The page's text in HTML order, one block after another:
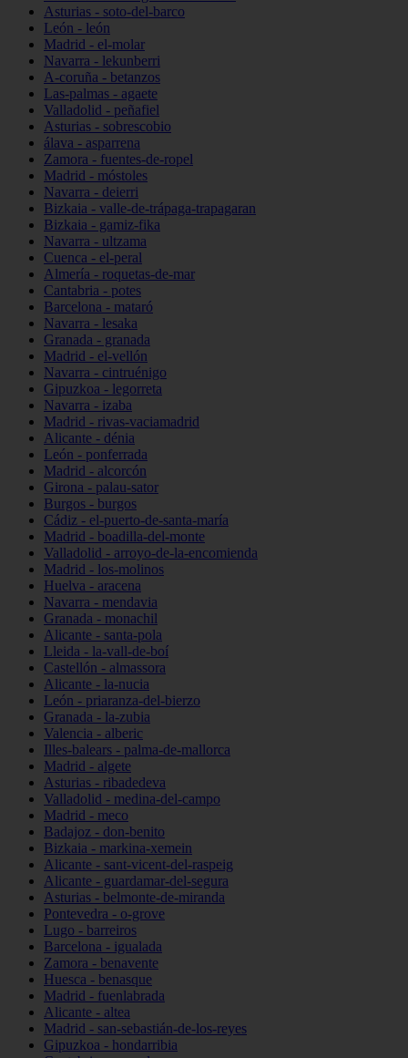
Asturias - soto-del-barco
León - león
Madrid - el-molar
Navarra - lekunberri
A-coruña - betanzos
Las-palmas - agaete
Valladolid - peñafiel
Asturias - sobrescobio
álava - asparrena
Zamora - fuentes-de-ropel
Madrid - móstoles
Navarra - deierri
Bizkaia - valle-de-trápaga-trapagaran
Bizkaia - gamiz-fika
Navarra - ultzama
Cuenca - el-peral
Almería - roquetas-de-mar
Cantabria - potes
Barcelona - mataró
Navarra - lesaka
Granada - granada
Madrid - el-vellón
Navarra - cintruénigo
Gipuzkoa - legorreta
Navarra - izaba
Madrid - rivas-vaciamadrid
Alicante - dénia
León - ponferrada
Madrid - alcorcón
Girona - palau-sator
Burgos - burgos
Cádiz - el-puerto-de-santa-maría
Madrid - boadilla-del-monte
Valladolid - arroyo-de-la-encomienda
Madrid - los-molinos
Huelva - aracena
Navarra - mendavia
Granada - monachil
Alicante - santa-pola
Lleida - la-vall-de-boí
Castellón - almassora
Alicante - la-nucia
León - priaranza-del-bierzo
Granada - la-zubia
Valencia - alberic
Illes-balears - palma-de-mallorca
Madrid - algete
Asturias - ribadedeva
Valladolid - medina-del-campo
Madrid - meco
Badajoz - don-benito
Bizkaia - markina-xemein
Alicante - sant-vicent-del-raspeig
Alicante - guardamar-del-segura
Asturias - belmonte-de-miranda
Pontevedra - o-grove
Lugo - barreiros
Barcelona - igualada
Zamora - benavente
Huesca - benasque
Madrid - fuenlabrada
Alicante - altea
Madrid - san-sebastián-de-los-reyes
Gipuzkoa - hondarribia